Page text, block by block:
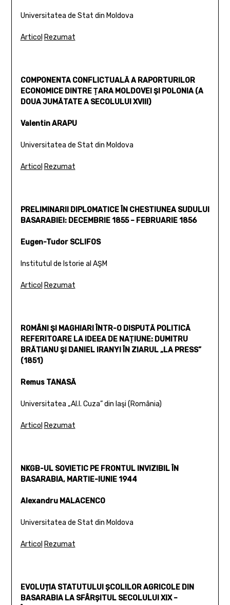
Universitatea de Stat din Moldova
Articol Rezumat
COMPONENTA CONFLICTUALĂ A RAPORTURILOR
ECONOMICE DINTRE ŢARA MOLDOVEI ŞI POLONIA (A
DOUA JUMĂTATE A SECOLULUI XVIII)
Valentin ARAPU
Universitatea de Stat din Moldova
Articol Rezumat
PRELIMINARII DIPLOMATICE ÎN CHESTIUNEA SUDULUI
BASARABIEI: DECEMBRIE 1855 – FEBRUARIE 1856
Eugen-Tudor SCLIFOS
Institutul de Istorie al AŞM
Articol Rezumat
ROMÂNI ŞI MAGHIARI ÎNTR-O DISPUTĂ POLITICĂ
REFERITOARE LA IDEEA DE NAŢIUNE: DUMITRU
BRĂTIANU ŞI DANIEL IRANYI ÎN ZIARUL „LA PRESS”
(1851)
Remus TANASĂ
Universitatea „Al.I. Cuza” din Iaşi (România)
Articol Rezumat
NKGB-UL SOVIETIC PE FRONTUL INVIZIBIL ÎN
BASARABIA, MARTIE-IUNIE 1944
Alexandru MALACENCO
Universitatea de Stat din Moldova
Articol Rezumat
EVOLUȚIA STATUTULUI ȘCOLILOR AGRICOLE DIN
BASARABIA LA SFÂRȘITUL SECOLULUI XIX –